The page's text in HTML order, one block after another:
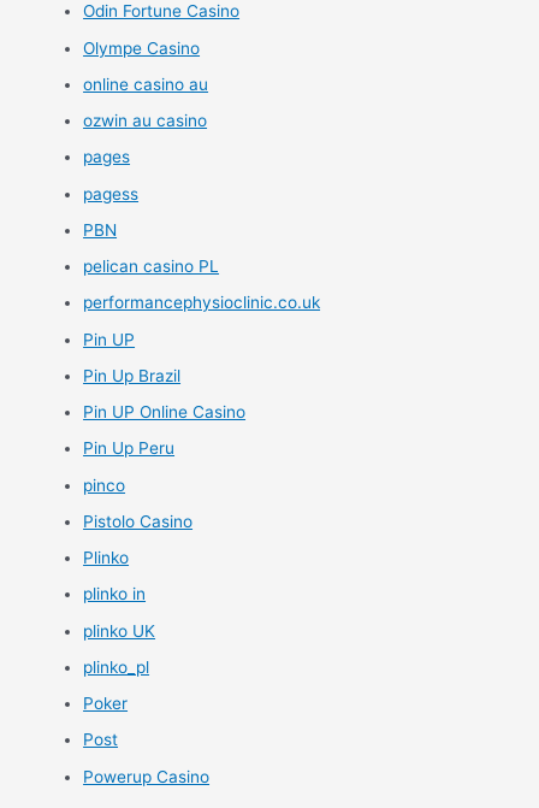
Odin Fortune Casino
Olympe Casino
online casino au
ozwin au casino
pages
pagess
PBN
pelican casino PL
performancephysioclinic.co.uk
Pin UP
Pin Up Brazil
Pin UP Online Casino
Pin Up Peru
pinco
Pistolo Casino
Plinko
plinko in
plinko UK
plinko_pl
Poker
Post
Powerup Casino